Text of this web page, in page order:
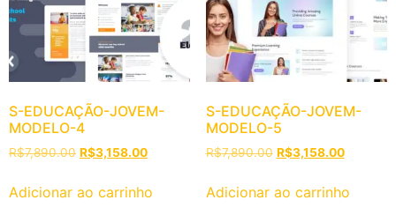
S-EDUCAÇÃO-JOVEM-
MODELO-4
R$7,890.00 R$3,158.00
Adicionar ao carrinho
S-EDUCAÇÃO-JOVEM-
MODELO-5
R$7,890.00 R$3,158.00
Adicionar ao carrinho